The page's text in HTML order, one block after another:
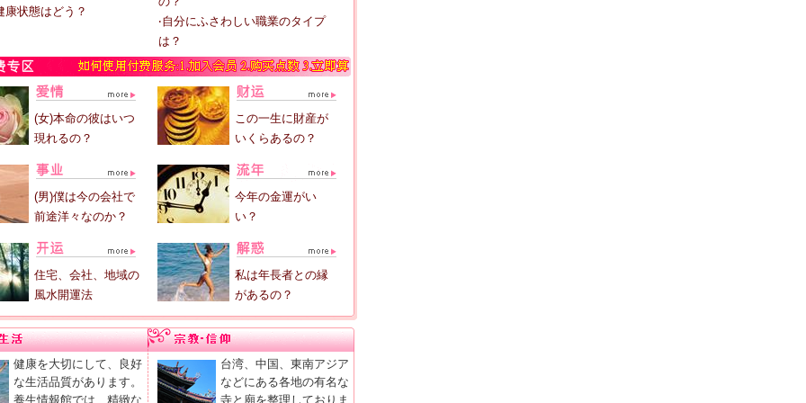
康状態はどう？
‧自分にふさわしい職業のタイプ
は？
(女)本命の彼はいつ
現れるの？
この一生に財産が
いくらあるの？
(男)僕は今の会社で
前途洋々なのか？
今年の金運がい
い？
住宅、会社、地域の
風水開運法
私は年長者との縁
があるの？
健康を大切にして、良好
な生活品質があります。
養生情報館では、精緻な
台湾、中国、東南アジア
などにある各地の有名な
寺と廟を整理しておりま